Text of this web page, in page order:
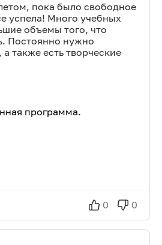
пока было свободное
успела! Много учебных
объемы того, что
Постоянно нужно
также есть творческие
программа.
0 0